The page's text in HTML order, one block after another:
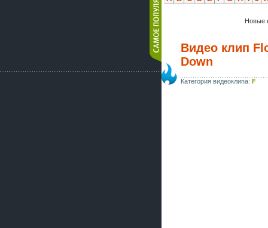
Новые
Видео клип
Down
Категория видеоклипа: F